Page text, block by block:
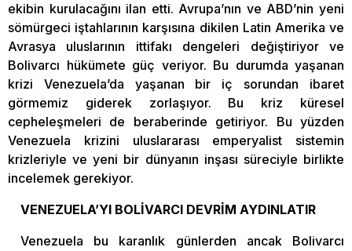
ekibin kurulacağını ilan etti. Avrupa’nın ve ABD’nin yeni
sömürgeci iştahlarının karşısına dikilen Latin Amerika ve
Avrasya uluslarının ittifakı dengeleri değiştiriyor ve
Bolivarcı hükümete güç veriyor. Bu durumda yaşanan
krizi Venezuela’da yaşanan bir iç sorundan ibaret
görmemiz giderek zorlaşıyor. Bu kriz küresel
cepheleşmeleri de beraberinde getiriyor. Bu yüzden
Venezuela krizini uluslararası emperyalist sistemin
krizleriyle ve yeni bir dünyanın inşası süreciyle birlikte
incelemek gerekiyor.
VENEZUELA’YI BOLİVARCI DEVRİM AYDINLATIR
Venezuela bu karanlık günlerden ancak Bolivarcı